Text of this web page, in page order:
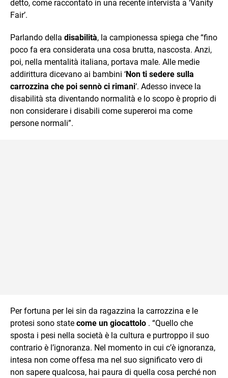
detto, come raccontato in una recente intervista a ‘Vanity
Fair’.
Parlando della disabilità, la campionessa spiega che “fino
poco fa era considerata una cosa brutta, nascosta. Anzi,
poi, nella mentalità italiana, portava male. Alle medie
addirittura dicevano ai bambini ‘Non ti sedere sulla
carrozzina che poi sennò ci rimani‘. Adesso invece la
disabilità sta diventando normalità e lo scopo è proprio di
non considerare i disabili come supereroi ma come
persone normali”.
Per fortuna per lei sin da ragazzina la carrozzina e le
protesi sono state come un giocattolo . “Quello che
sposta i pesi nella società è la cultura e purtroppo il suo
contrario è l’ignoranza. Nel momento in cui c’è ignoranza,
intesa non come offesa ma nel suo significato vero di
non sapere qualcosa, hai paura di quella cosa perché non